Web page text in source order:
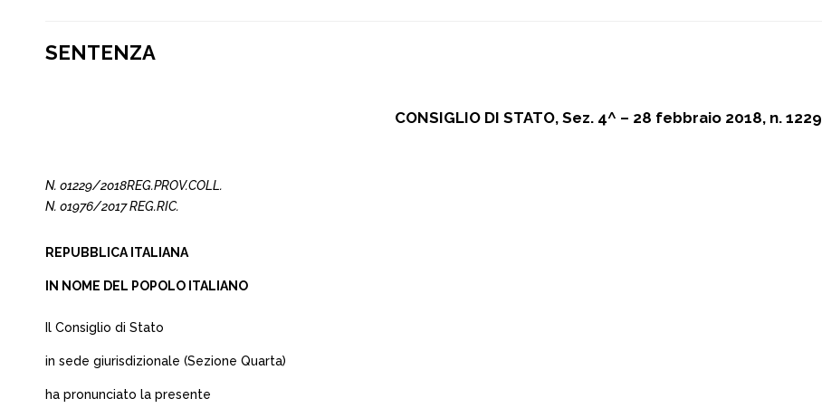
SENTENZA
CONSIGLIO DI STATO, Sez. 4^ – 28 febbraio 2018, n. 1229
N. 01229/2018REG.PROV.COLL.
N. 01976/2017 REG.RIC.
REPUBBLICA ITALIANA
IN NOME DEL POPOLO ITALIANO
Il Consiglio di Stato
in sede giurisdizionale (Sezione Quarta)
ha pronunciato la presente